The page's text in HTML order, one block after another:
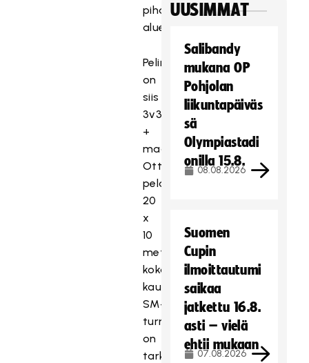
piha-
alue.
Pelimuotona
on
siis
3v3
+
maalivahdit.
Ottelut
pelataan
20
x
10
metriä
kokoisessa
kaukalossa.
SM-
turnaus
on
tarkoitus
UUSIMMAT
Salibandy
mukana OP
Pohjolan
liikuntapäiväs
sä
Olympiastadi
onilla 15.8.
08.08.2026
Suomen
Cupin
ilmoittautumi
saikaa
jatkettu 16.8.
asti – vielä
ehtii mukaan
07.08.2026